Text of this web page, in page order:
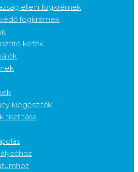
elleni fogkrémek
fogkrémek
kefék
kiegészítők
tisztítása